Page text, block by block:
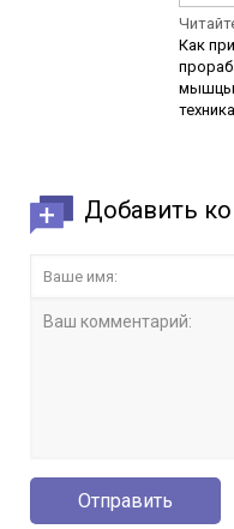
Как
мышцы
техника
Добавить